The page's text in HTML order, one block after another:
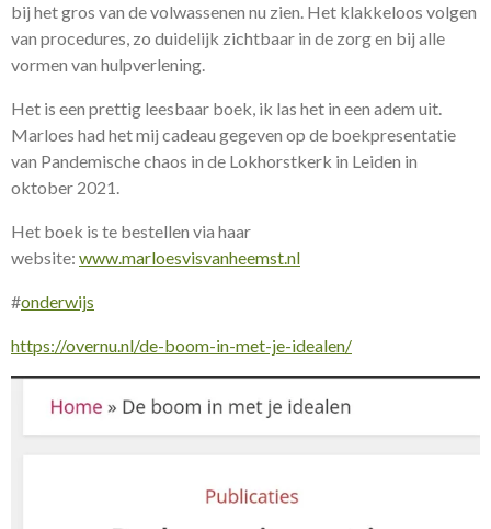
bij het gros van de volwassenen nu zien. Het klakkeloos volgen
van procedures, zo duidelijk zichtbaar in de zorg en bij alle
vormen van hulpverlening.
Het is een prettig leesbaar boek, ik las het in een adem uit.
Marloes had het mij cadeau gegeven op de boekpresentatie
van Pandemische chaos in de Lokhorstkerk in Leiden in
oktober 2021.
Het boek is te bestellen via haar
website: www.marloesvisvanheemst.nl
#onderwijs
https://overnu.nl/de-boom-in-met-je-idealen/